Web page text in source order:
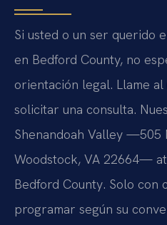
Si usted o un ser querido
en Bedford County, no
orientación legal. Llame al
solicitar una consulta.
Shenandoah Valley —505
Woodstock, VA 22664—
Bedford County. Solo con
programar según su